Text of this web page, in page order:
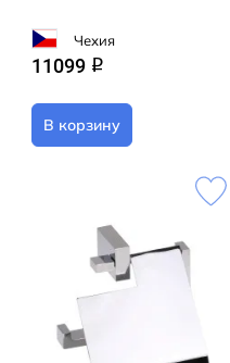
Чехия
11099 q
В корзину